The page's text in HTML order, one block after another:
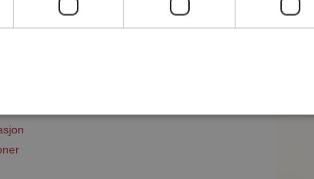
til riktig sted. På Møteplassen kan du bli
single i Bjerkreim